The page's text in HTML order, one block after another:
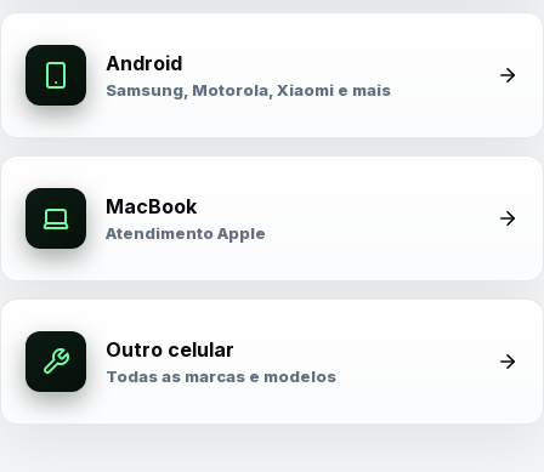
Android
Samsung, Motorola, Xiaomi e mais
MacBook
Atendimento Apple
Outro celular
Todas as marcas e modelos